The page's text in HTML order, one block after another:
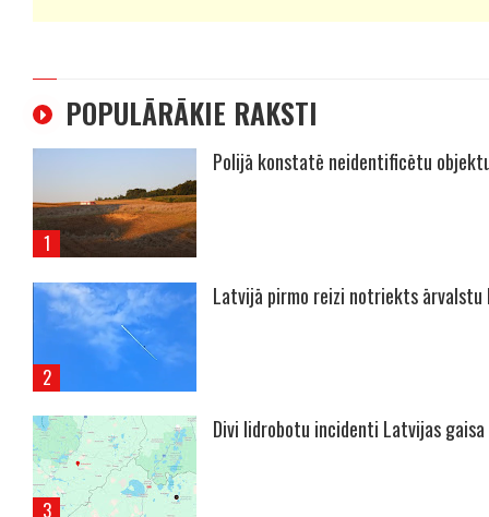
POPULĀRĀKIE RAKSTI
Polijā konstatē neidentificētu
Latvijā pirmo reizi notriekts ārvalstu
Divi lidrobotu incidenti Latvijas